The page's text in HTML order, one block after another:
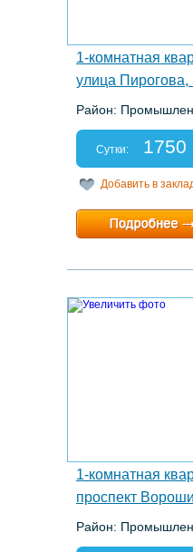
1-комнатная
улица Пирогова,
Район:
Спальных мест: 1
Отчетные
Сутки: 1750
Добавить в
Минимальный
Расчетный час:
1-комнатная
проспект
Район: